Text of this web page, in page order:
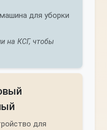
для уборки
на КСГ, чтобы
для